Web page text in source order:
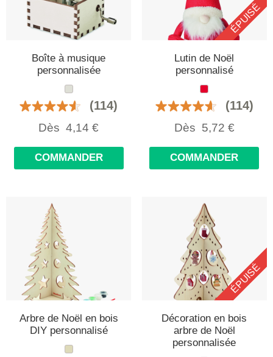
Boîte à musique
personnalisée
(114)
Dès4,14 €
COMMANDER
ÉPUISÉ
Lutin de Noël
personnalisé
(114)
Dès 5,72 €
COMMANDER
Arbre de Noël en bois
DIY personnalisé
ÉPUISÉ
Décoration en bois
arbre de Noël
personnalisée